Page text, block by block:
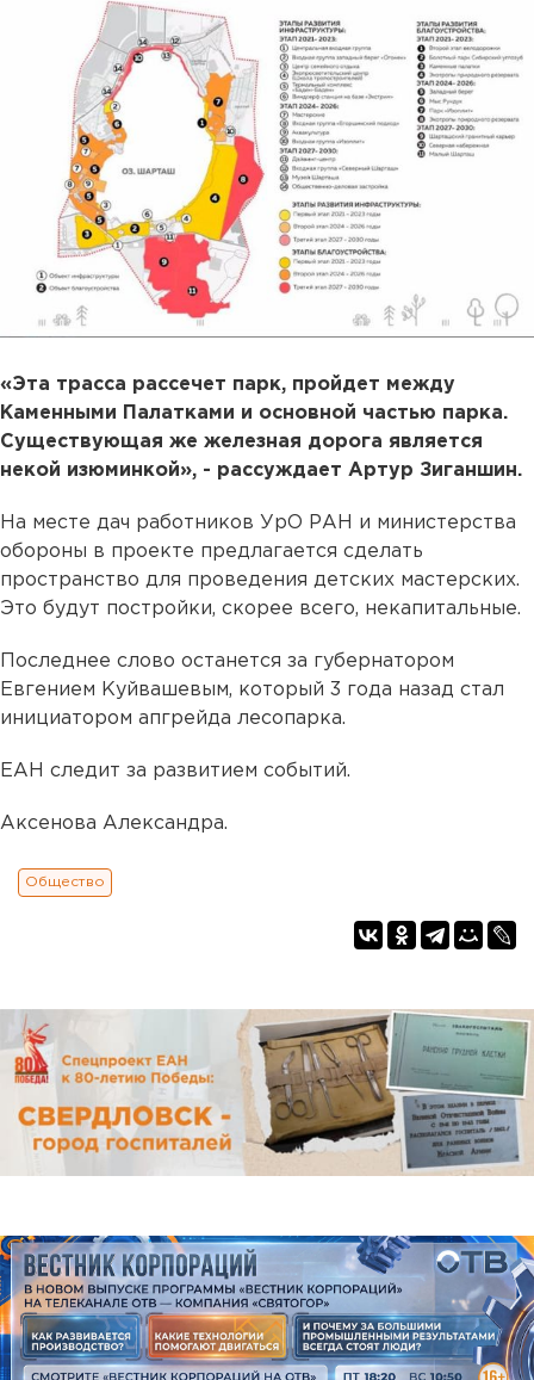
«Эта трасса рассечет парк, пройдет между
Каменными Палатками и основной частью парка.
Существующая же железная дорога является
некой изюминкой», - рассуждает Артур Зиганшин.
На месте дач работников УрО РАН и министерства
обороны в проекте предлагается сделать
пространство для проведения детских мастерских.
Это будут постройки, скорее всего, некапитальные.
Последнее слово останется за губернатором
Евгением Куйвашевым, который 3 года назад стал
инициатором апгрейда лесопарка.
ЕАН следит за развитием событий.
Аксенова Александра.
Общество